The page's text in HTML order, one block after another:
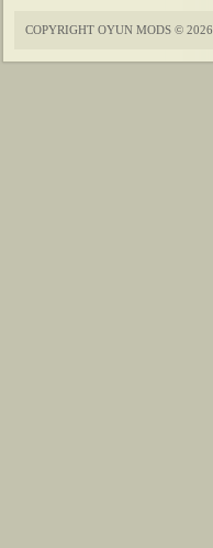
COPYRIGHT OYUN MODS © 2026